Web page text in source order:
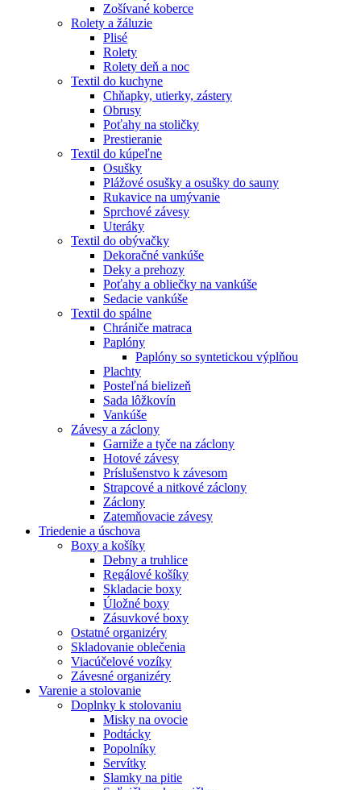
Zošívané koberce
Rolety a žáluzie
Plisé
Rolety
Rolety deň a noc
Textil do kuchyne
Chňapky, utierky, zástery
Obrusy
Poťahy na stoličky
Prestieranie
Textil do kúpeľne
Osušky
Plážové osušky a osušky do sauny
Rukavice na umývanie
Sprchové závesy
Uteráky
Textil do obývačky
Dekoračné vankúše
Deky a prehozy
Poťahy a obliečky na vankúše
Sedacie vankúše
Textil do spálne
Chrániče matraca
Paplóny
Paplóny so syntetickou výplňou
Plachty
Posteľná bielizeň
Sada lôžkovín
Vankúše
Závesy a záclony
Garniže a tyče na záclony
Hotové závesy
Príslušenstvo k závesom
Strapcové a nitkové záclony
Záclony
Zatemňovacie závesy
Triedenie a úschova
Boxy a košíky
Debny a truhlice
Regálové košíky
Skladacie boxy
Úložné boxy
Zásuvkové boxy
Ostatné organizéry
Skladovanie oblečenia
Viacúčelové vozíky
Závesné organizéry
Varenie a stolovanie
Doplnky k stolovaniu
Misky na ovocie
Podtácky
Popolníky
Servítky
Slamky na pitie